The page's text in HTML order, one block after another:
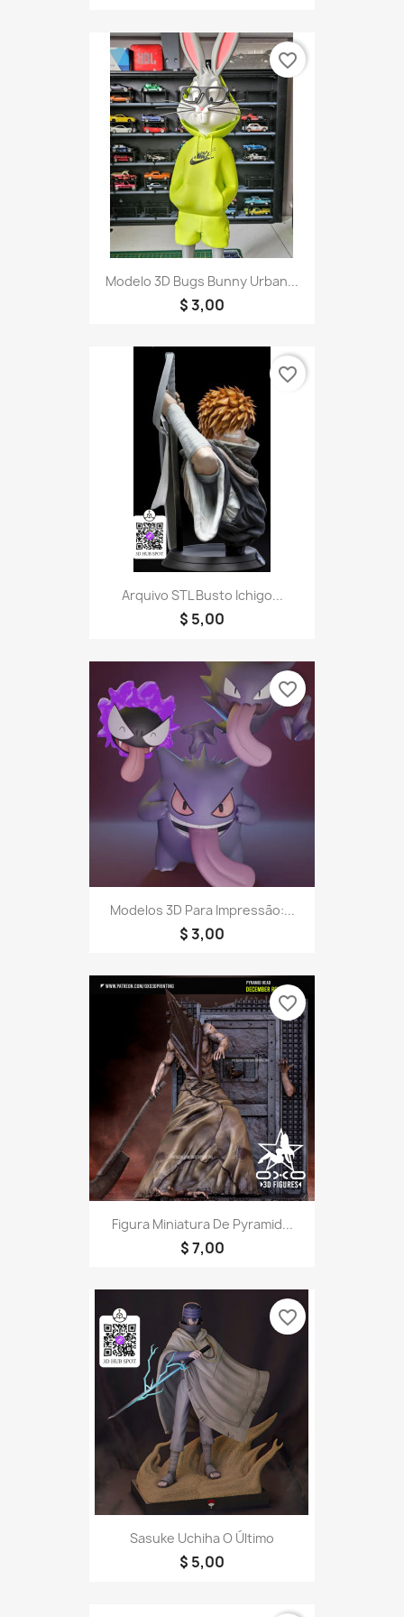
Modelo 3D Bugs Bunny Urban...
$ 3,00
favorite_border
Arquivo STL Busto Ichigo...
$ 5,00
favorite_border
Modelos 3D Para Impressão:...
$ 3,00
favorite_border
Figura Miniatura De Pyramid...
$ 7,00
favorite_border
Sasuke Uchiha O Último
$ 5,00
favorite_border